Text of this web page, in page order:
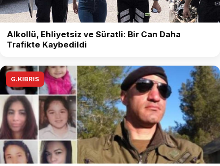
Alkollü, Ehliyetsiz ve Süratli: Bir Can Daha
Trafikte Kaybedildi
G.KIBRIS